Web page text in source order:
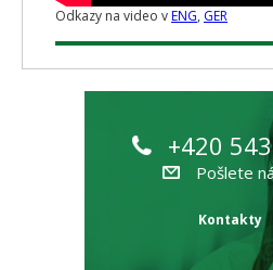
Odkazy na video vENG, GER
+420
Pošlete
Kontakty